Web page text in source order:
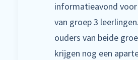
informatieavond
van groep 3
ouders van beide
krijgen nog een